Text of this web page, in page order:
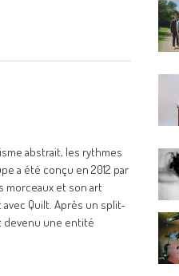
abstrait, les rythmes
a été conçu en 2012 par
morceaux et son art
Quilt. Après un split-
devenu une entité